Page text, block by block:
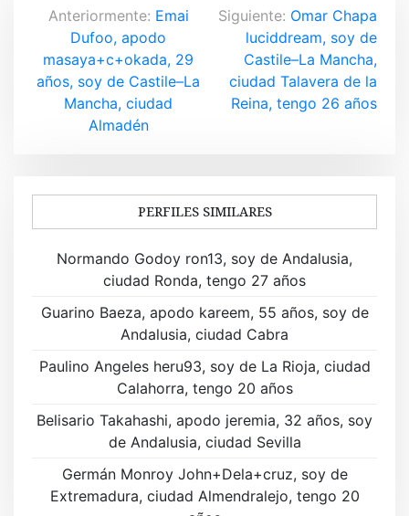
N
a
v
a
c
ó
d
e
Anteriormente: Emai
Dufoo, apodo
masaya+c+okada, 29
años, soy de Castile–La
Mancha, ciudad
Almadén
Siguiente: Omar Chapa
luciddream, soy de
Castile–La Mancha,
ciudad Talavera de la
Reina, tengo 26 años
PERFILES SIMILARES
Normando Godoy ron13, soy de Andalusia,
ciudad Ronda, tengo 27 años
Guarino Baeza, apodo kareem, 55 años, soy de
Andalusia, ciudad Cabra
Paulino Angeles heru93, soy de La Rioja, ciudad
Calahorra, tengo 20 años
Belisario Takahashi, apodo jeremia, 32 años, soy
de Andalusia, ciudad Sevilla
Germán Monroy John+Dela+cruz, soy de
Extremadura, ciudad Almendralejo, tengo 20